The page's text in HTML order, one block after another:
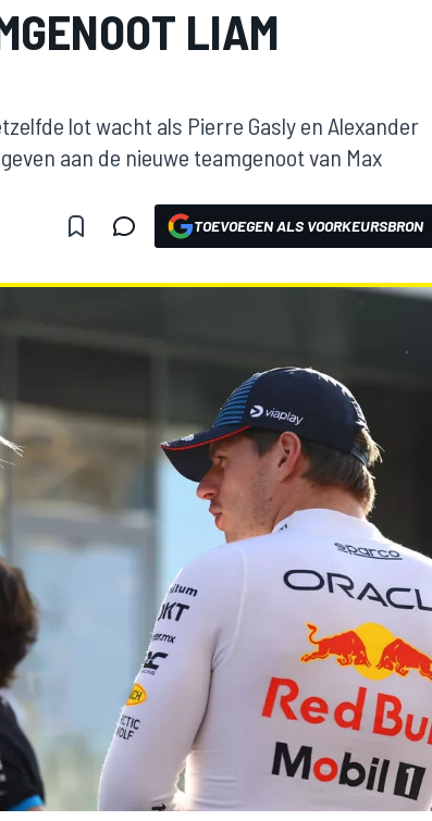
LIAM
lot wacht als Pierre Gasly en Alexander
aan de nieuwe teamgenoot van Max
TOEVOEGEN ALS VOORKEURSBRON